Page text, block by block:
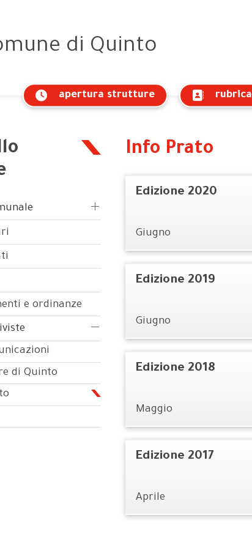
di Quinto
apertura strutture rubrica
e ordinanze
di Quinto
Info Prato
Edizione 2020
Giugno
Edizione 2019
Giugno
Edizione 2018
Maggio
Edizione 2017
Aprile